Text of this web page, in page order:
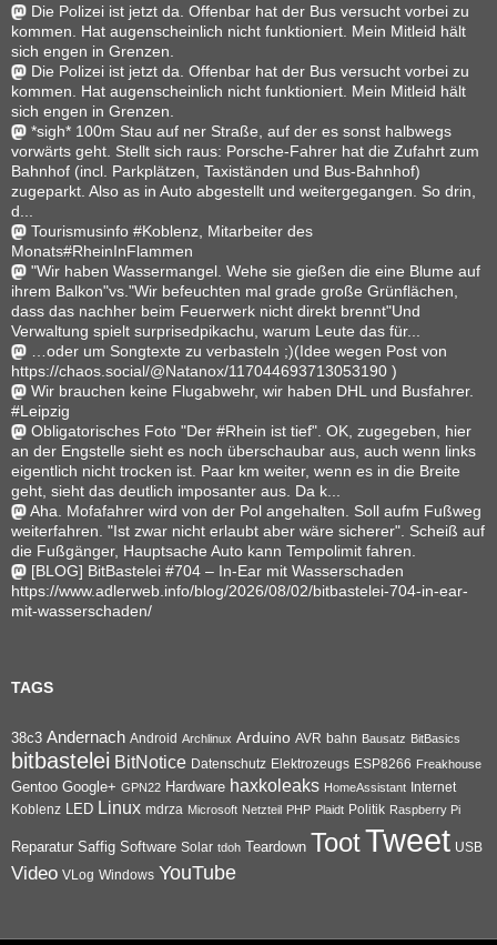
Die Polizei ist jetzt da. Offenbar hat der Bus versucht vorbei zu
kommen. Hat augenscheinlich nicht funktioniert. Mein Mitleid hält
sich engen in Grenzen.
Die Polizei ist jetzt da. Offenbar hat der Bus versucht vorbei zu
kommen. Hat augenscheinlich nicht funktioniert. Mein Mitleid hält
sich engen in Grenzen.
*sigh* 100m Stau auf ner Straße, auf der es sonst halbwegs
vorwärts geht. Stellt sich raus: Porsche-Fahrer hat die Zufahrt zum
Bahnhof (incl. Parkplätzen, Taxiständen und Bus-Bahnhof)
zugeparkt. Also as in Auto abgestellt und weitergegangen. So drin,
d...
Tourismusinfo #Koblenz, Mitarbeiter des
Monats#RheinInFlammen
"Wir haben Wassermangel. Wehe sie gießen die eine Blume auf
ihrem Balkon"vs."Wir befeuchten mal grade große Grünflächen,
dass das nachher beim Feuerwerk nicht direkt brennt"Und
Verwaltung spielt surprisedpikachu, warum Leute das für...
…oder um Songtexte zu verbasteln ;)(Idee wegen Post von
https://chaos.social/@Natanox/117044693713053190 )
Wir brauchen keine Flugabwehr, wir haben DHL und Busfahrer.
#Leipzig
Obligatorisches Foto "Der #Rhein ist tief". OK, zugegeben, hier
an der Engstelle sieht es noch überschaubar aus, auch wenn links
eigentlich nicht trocken ist. Paar km weiter, wenn es in die Breite
geht, sieht das deutlich imposanter aus. Da k...
Aha. Mofafahrer wird von der Pol angehalten. Soll aufm Fußweg
weiterfahren. "Ist zwar nicht erlaubt aber wäre sicherer". Scheiß auf
die Fußgänger, Hauptsache Auto kann Tempolimit fahren.
[BLOG] BitBastelei #704 – In-Ear mit Wasserschaden
https://www.adlerweb.info/blog/2026/08/02/bitbastelei-704-in-ear-
mit-wasserschaden/
TAGS
38c3 Andernach Android Archlinux Arduino AVR bahn Bausatz BitBasics
bitbastelei BitNotice Datenschutz Elektrozeugs ESP8266 Freakhouse
Gentoo Google+ GPN22 Hardware haxkoleaks HomeAssistant Internet
Koblenz LED Linux mdrza Microsoft Netzteil PHP Plaidt Politik Raspberry Pi
Reparatur Saffig Software Solar tdoh Teardown TootTweet USB
Video VLog Windows YouTube